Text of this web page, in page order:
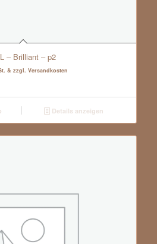
– Brilliant – p2
& zzgl. Versandkosten
Details anzeigen